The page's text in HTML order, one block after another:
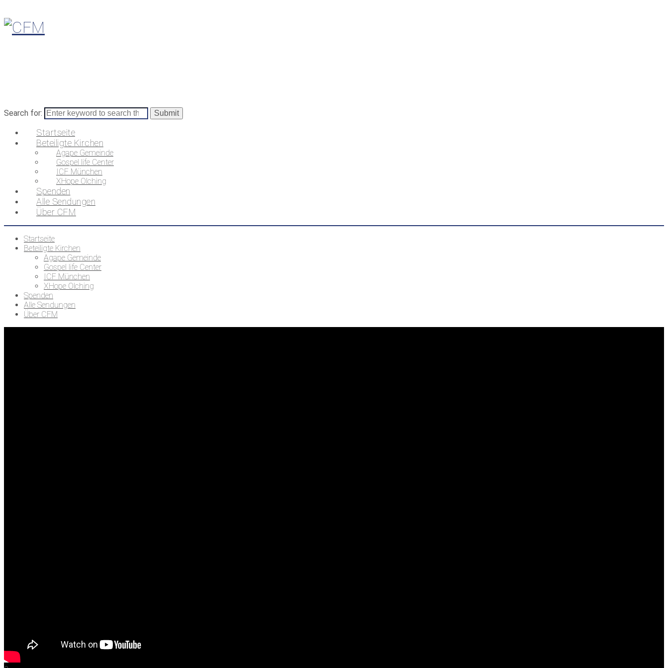
Search for:
Startseite
Beteiligte Kirchen
Agape Gemeinde
Gospel life Center
ICF München
XHope Olching
Spenden
Alle Sendungen
Über CFM
Startseite
Beteiligte Kirchen
Agape Gemeinde
Gospel life Center
ICF München
XHope Olching
Spenden
Alle Sendungen
Über CFM